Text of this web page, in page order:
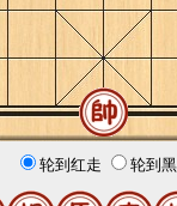
轮到红走 轮到